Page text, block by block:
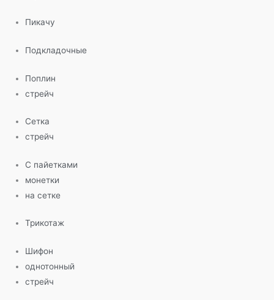
Пикачу
Подкладочные
Поплин
стрейч
Сетка
стрейч
С пайетками
монетки
на сетке
Трикотаж
Шифон
однотонный
стрейч